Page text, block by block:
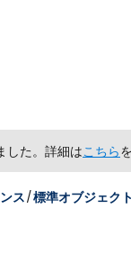
した。詳細はこちら
ス/標準オブジェクト